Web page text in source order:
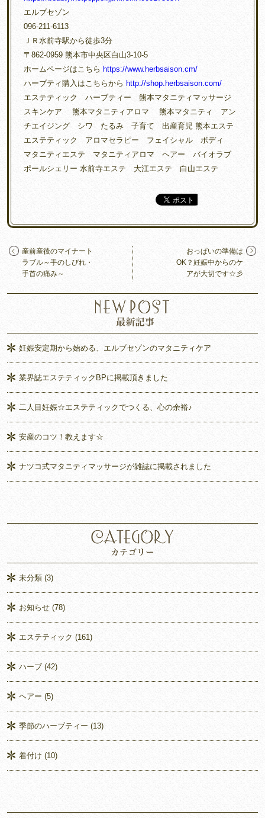
エルブセゾン
096-211-6113
ＪＲ水前寺駅から徒歩3分
〒862-0959 熊本市中央区白山3-10-5
ホームページはこちら https://www.herbsaison.cm/
ハーブティ購入はこちらから http://shop.herbsaison.com/
エステティック ハーブティー 熊本マタニティマッサージ
スキンケア 熊本マタニティアロマ 熊本マタニティ アン
チエイジング シワ たるみ 子育て 出産育児 熊本エステ
エステティック アロマセラピー フェイシャル ボディ
マタニティエステ マタニティアロマ ヘアー バイオラブ
ポールシェリー 水前寺エステ 大江エステ 白山エステ
産前産後のマイナート
ラブル～手のしびれ・
手首の痛み～
おっぱいの準備は
OK？妊娠中からのケ
アが大切です☆彡
妊娠安定期から始める、エルブセゾンのマタニティケア
業界誌エステティックBPに掲載頂きました
二人目妊娠☆エステティックでつくる、心の余裕♪
安産のコツ！教えます☆
ナツコ式マタニティマッサージが雑誌に掲載されました
未分類 (3)
お知らせ (78)
エステティック (161)
ハーブ (42)
ヘアー (5)
季節のハーブティー (13)
着付け (10)